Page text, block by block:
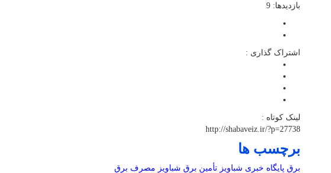
بازدیدها: 9
اشتراک گذاری :
لینک کوتاه :
http://shabaveiz.ir/?p=27738
برچسب ها
برق پایگاه خبری شباویز تأمین برق شباویز مصرف برق